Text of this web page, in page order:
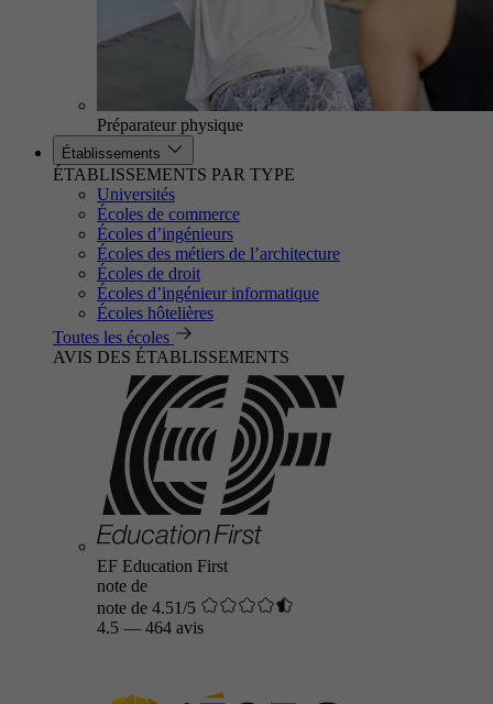
Préparateur physique
Établissements
ÉTABLISSEMENTS PAR TYPE
Universités
Écoles de commerce
Écoles d’ingénieurs
Écoles des métiers de l’architecture
Écoles de droit
Écoles d’ingénieur informatique
Écoles hôtelières
Toutes les écoles
AVIS DES ÉTABLISSEMENTS
EF Education First
note de
note de 4.51/5
4.5 — 464 avis